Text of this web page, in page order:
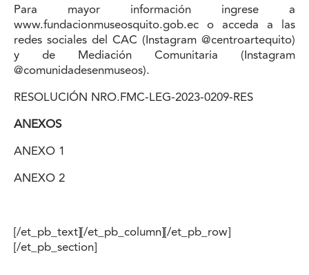
Para mayor información ingrese a
www.fundacionmuseosquito.gob.ec o acceda a las
redes sociales del CAC (Instagram @centroartequito)
y de Mediación Comunitaria (Instagram
@comunidadesenmuseos).
RESOLUCIÓN NRO.FMC-LEG-2023-0209-RES
ANEXOS
ANEXO 1
ANEXO 2
[/et_pb_text][/et_pb_column][/et_pb_row]
[/et_pb_section]